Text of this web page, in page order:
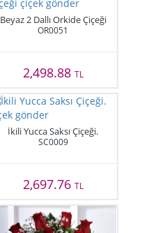
Beyaz 2 Dallı Orkide Çiçeği
OR0051
2,498.88 TL
İkili Yucca Saksı Çiçeği.
SC0009
2,697.76 TL